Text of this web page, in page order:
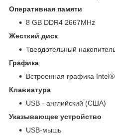
Оперативная памяти
8 GB DDR4 2667MHz
Жесткий диск
Твердотельный
Графика
Встроенная графика
Клавиатура
USB - английский (США)
Указывающее устройство
USB-мышь